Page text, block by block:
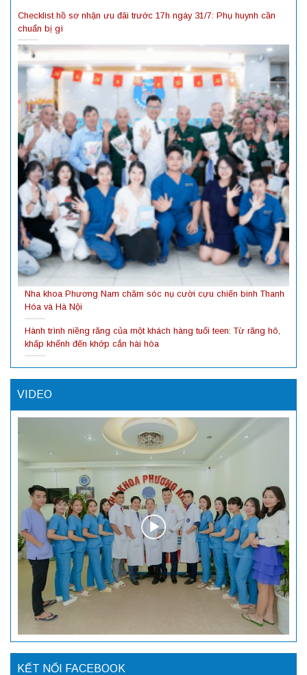
Checklist hồ sơ nhận ưu đãi trước 17h ngày 31/7: Phụ huynh cần
chuẩn bị gì
Nha khoa Phương Nam chăm sóc nụ cười cựu chiến binh Thanh
Hóa và Hà Nội
Hành trình niềng răng của một khách hàng tuổi teen: Từ răng hô,
khấp khểnh đến khớp cắn hài hòa
VIDEO
KẾT NỐI FACEBOOK